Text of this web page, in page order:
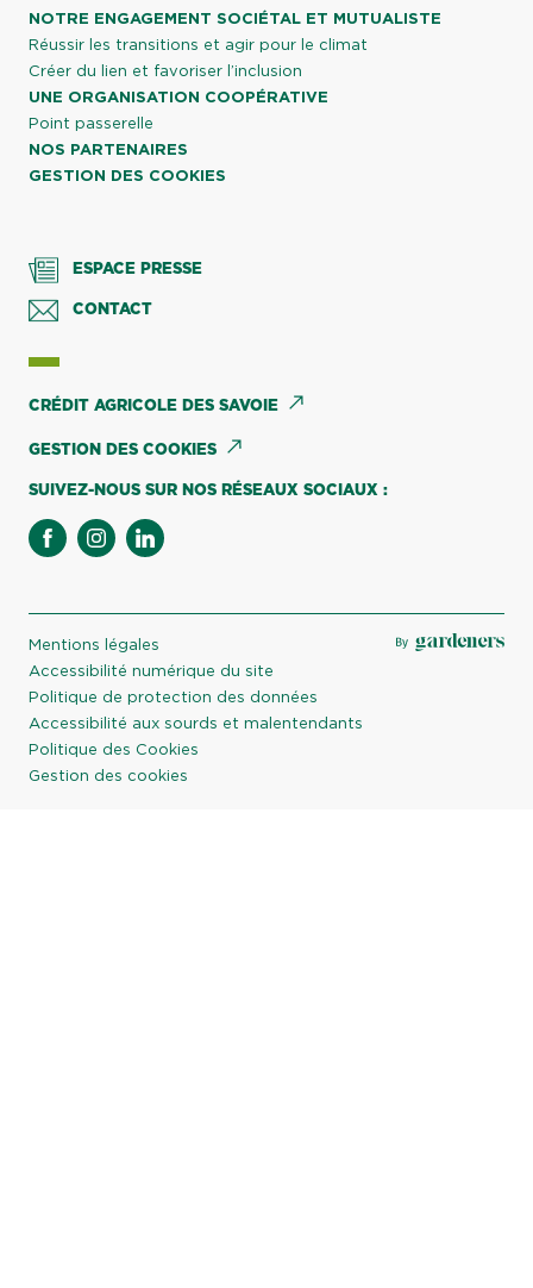
NOTRE ENGAGEMENT SOCIÉTAL ET MUTUALISTE
Réussir les transitions et agir pour le climat
Créer du lien et favoriser l’inclusion
UNE ORGANISATION COOPÉRATIVE
Point passerelle
NOS PARTENAIRES
GESTION DES COOKIES
ESPACE PRESSE
CONTACT
CRÉDIT AGRICOLE DES SAVOIE
GESTION DES COOKIES
SUIVEZ-NOUS SUR NOS RÉSEAUX SOCIAUX :
facebookinstagramlinkedin
Mentions légales
Accessibilité numérique du site
Politique de protection des données
Accessibilité aux sourds et malentendants
Politique des Cookies
Gestion des cookies